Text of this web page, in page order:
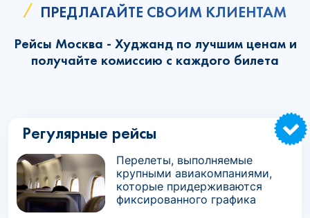
ПРЕДЛАГАЙТЕ СВОИМ КЛИЕНТАМ
Рейсы Москва - Худжанд по лучшим ценам и
получайте комиссию с каждого билета
Регулярные рейсы
Перелеты, выполняемые
крупными авиакомпаниями,
которые придерживаются
фиксированного графика